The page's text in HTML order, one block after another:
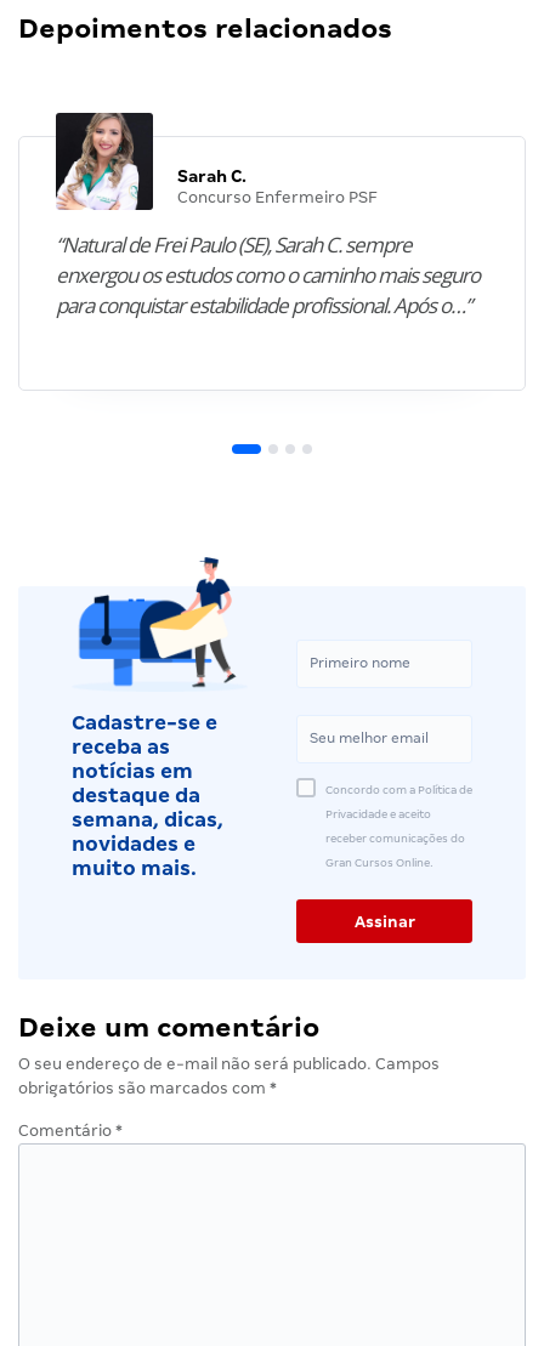
Depoimentos relacionados
Sarah C.
Concurso Enfermeiro PSF
“Natural de Frei Paulo (SE), Sarah C. sempre
enxergou os estudos como o caminho mais seguro
para conquistar estabilidade profissional. Após o…”
Cadastre-se e
receba as
notícias em
destaque da
semana, dicas,
novidades e
muito mais.
Concordo com a Política de
Privacidade e aceito
receber comunicações do
Gran Cursos Online.
Deixe um comentário
O seu endereço de e-mail não será publicado. Campos
obrigatórios são marcados com *
Comentário *